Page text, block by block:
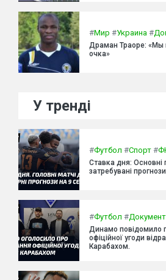
#Мир #Украина #
Драман Траоре: «Мы
очка»
У тренді
#Футбол #Спорт #
Ставка дня: Основні
затребувані
#Футбол #Документ
Динамо повідомило
офіційної угоди
Карабахом.